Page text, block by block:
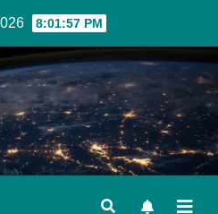
8:01:58 PM